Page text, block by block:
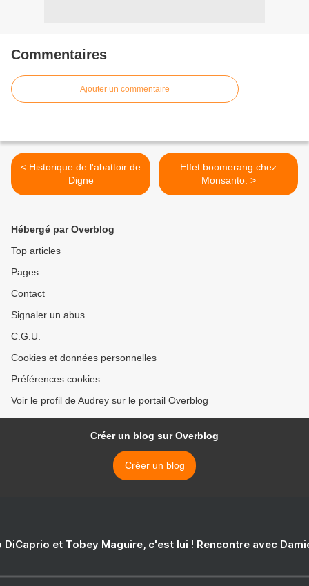
Commentaires
Ajouter un commentaire
< Historique de l'abattoir de
Digne
Effet boomerang chez
Monsanto. >
Hébergé par Overblog
Top articles
Pages
Contact
Signaler un abus
C.G.U.
Cookies et données personnelles
Préférences cookies
Voir le profil de Audrey sur le portail Overblog
Créer un blog sur Overblog
Créer un blog
DiCaprio et Tobey Maguire, c'est lui ! Rencontre avec